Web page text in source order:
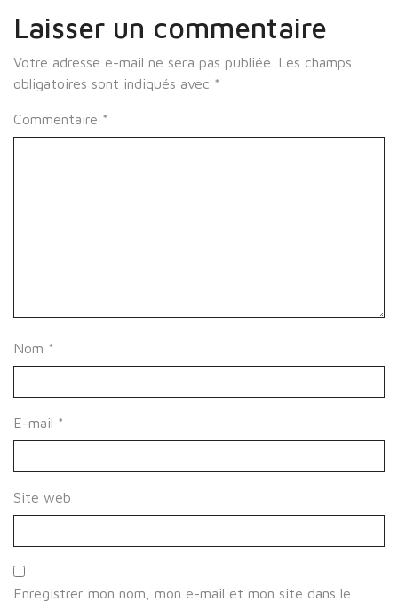
Laisser un commentaire
Votre adresse e-mail ne sera pas publiée.
Les champs
obligatoires sont indiqués avec *
Commentaire *
Nom *
E-mail *
Site web
Enregistrer mon nom, mon e-mail et mon site dans le